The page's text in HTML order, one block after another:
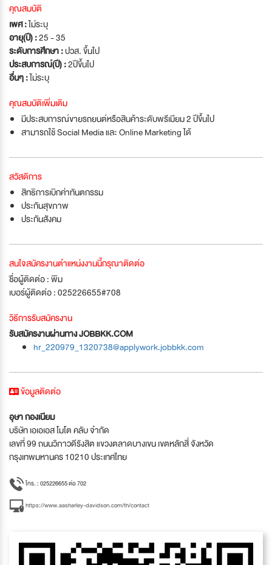
คุณสมบัติ
เพศ :ไม่ระบุ
อายุ(ปี) :25 - 35
ระดับการศึกษา :ปวส. ขึ้นไป
ประสบการณ์(ปี) :2ปีขึ้นไป
อื่นๆ :ไม่ระบุ
คุณสมบัติเพิ่มเติม
มีประสบการณ์ขายรถยนต์หรือสินค้าระดับพรีเมียม 2 ปีขึ้นไป
สามารถใช้ Social Media และ Online Marketing ได้
สวัสดิการ
สิทธิการเบิกค่าทันตกรรม
ประกันสุขภาพ
ประกันสังคม
สนใจสมัครงานตำแหน่งงานนี้กรุณาติดต่อ
ชื่อผู้ติดต่อ : พิม
เบอร์ผู้ติดต่อ : 025226655#708
วิธีการรับสมัครงาน
รับสมัครงานผ่านทาง JOBBKK.COM
hr_220979_1320738@applywork.jobbkk.com
ข้อมูลติดต่อ
อุษา กองเนียม
บริษัท เอเอเอส โมโต คลับ จำกัด
เลขที่ 99 ถนนวิภาวดีรังสิต แขวงตลาดบางเขน เขตหลักสี่ จังหวัด
กรุงเทพมหานคร 10210 ประเทศไทย
โทร. : 025226655 ต่อ 702
https://www.aasharley-davidson.com/th/contact